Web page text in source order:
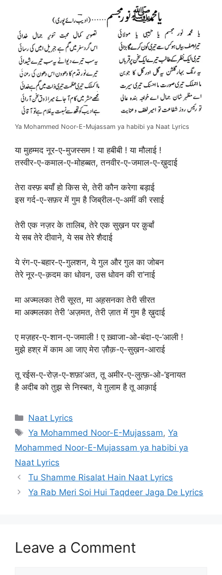
Ya Mohammed Noor-E-Mujassam ya habibi ya Naat Lyrics
या मुहम्मद नूर-ए-मुजस्सम ! या हबीबी ! या मौलाई !
तस्वीर-ए-कमाल-ए-मोहब्बत, तनवीर-ए-जमाल-ए-ख़ुदाई
तेरा वस्फ़ बयाँ हो किस से, तेरी कौन करेगा बड़ाई
इस गर्द-ए-सफ़र में गुम है जिब्रील-ए-अमीं की रसाई
तेरी एक नज़र के तालिब, तेरे एक सुख़न पर क़ुर्बां
ये सब तेरे दीवाने, ये सब तेरे शैदाई
ये रंग-ए-बहार-ए-गुलशन, ये गुल और गुल का जोबन
तेरे नूर-ए-क़दम का धोवन, उस धोवन की रा’नाई
मा अज्मलका तेरी सूरत, मा अह़सनका तेरी सीरत
मा अक्मलका तेरी ‘अज़मत, तेरी ज़ात में गुम है ख़ुदाई
ए मज़हर-ए-शान-ए-जमाली ! ए ख़्वाजा-ओ-बंदा-ए-‘आली !
मुझे हश्र में काम आ जाए मेरा ज़ौक़-ए-सुख़न-आराई
तू रईस-ए-रोज़-ए-शफ़ा’अत, तू अमीर-ए-लुत्फ़-ओ-‘इनायत
है अदीब को तुझ से निस्बत, ये ग़ुलाम है तू आक़ाई
Categories
Naat Lyrics
Tags
Ya Mohammed Noor-E-Mujassam,Ya
Mohammed Noor-E-Mujassam ya habibi ya
Naat Lyrics
Tu Shamme Risalat Hain Naat Lyrics
Ya Rab Meri Soi Hui Taqdeer Jaga De Lyrics
Leave a Comment